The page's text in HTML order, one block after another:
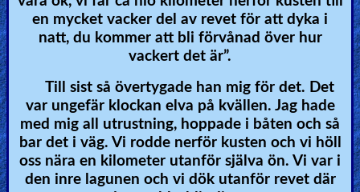
en mycket vacker del av revet för att dyka i
natt, du kommer att bli förvånad över hur
vackert det är”.
Till sist så övertygade han mig för det. Det
var ungefär klockan elva på kvällen. Jag hade
med mig all utrustning, hoppade i båten och så
bar det i väg. Vi rodde nerför kusten och vi höll
oss nära en kilometer utanför själva ön. Vi var i
den inre lagunen och vi dök utanför revet där